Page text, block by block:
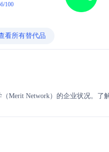
100
看所有替代品
Merit Network）的企业状况。